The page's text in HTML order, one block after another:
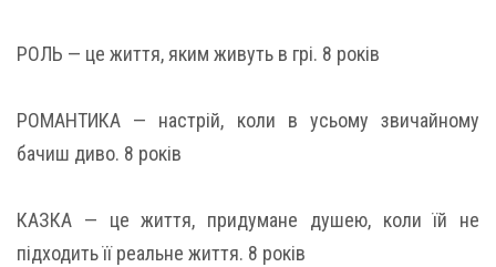
РОЛЬ — це життя, яким живуть в грі. 8 років
РОМАНТИКА — настрій, коли в усьому звичайному
бачиш диво. 8 років
КАЗКА — це життя, придумане душею, коли їй не
підходить її реальне життя. 8 років